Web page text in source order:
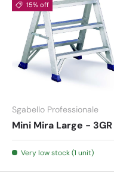
15% off
Sgabello Professionale
Mini Mira Large - 3GR
Very low stock (1 unit)